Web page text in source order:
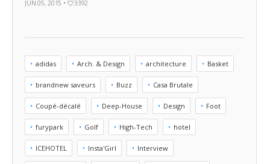
JUN 05, 2015 •
3392
adidas Arch. & Design architecture Basket
brandnew saveurs Buzz Casa Brutale
Coupé-décalé Deep-House Design Foot
furypark Golf High-Tech hotel
ICEHOTEL Insta'Girl Interview